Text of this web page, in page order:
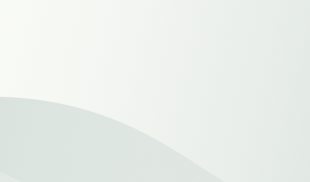
"Durch Rent-A-Recruiter hält Talentschuppen uns